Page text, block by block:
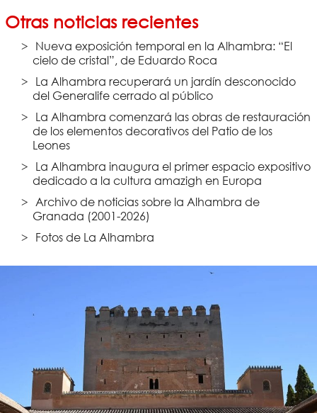
Otras noticias recientes
Nueva exposición temporal en la Alhambra: “El
cielo de cristal”, de Eduardo Roca
La Alhambra recuperará un jardín desconocido
del Generalife cerrado al público
La Alhambra comenzará las obras de restauración
de los elementos decorativos del Patio de los
Leones
La Alhambra inaugura el primer espacio expositivo
dedicado a la cultura amazigh en Europa
Archivo de noticias sobre la Alhambra de
Granada (2001-2026)
Fotos de La Alhambra